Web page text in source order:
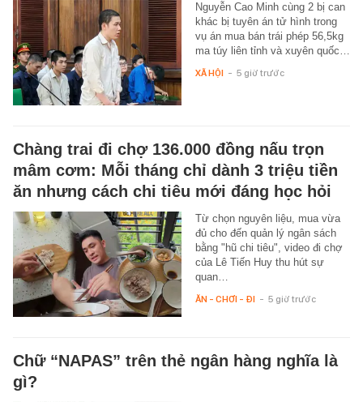
Nguyễn Cao Minh cùng 2 bị can
khác bị tuyên án tử hình trong
vụ án mua bán trái phép 56,5kg
ma túy liên tỉnh và xuyên quốc…
XÃ HỘI - 5 giờ trước
Chàng trai đi chợ 136.000 đồng nấu trọn
mâm cơm: Mỗi tháng chỉ dành 3 triệu tiền
ăn nhưng cách chi tiêu mới đáng học hỏi
Từ chọn nguyên liệu, mua vừa
đủ cho đến quản lý ngân sách
bằng "hũ chi tiêu", video đi chợ
của Lê Tiến Huy thu hút sự
quan…
ĂN - CHƠI - ĐI - 5 giờ trước
Chữ “NAPAS” trên thẻ ngân hàng nghĩa là
gì?